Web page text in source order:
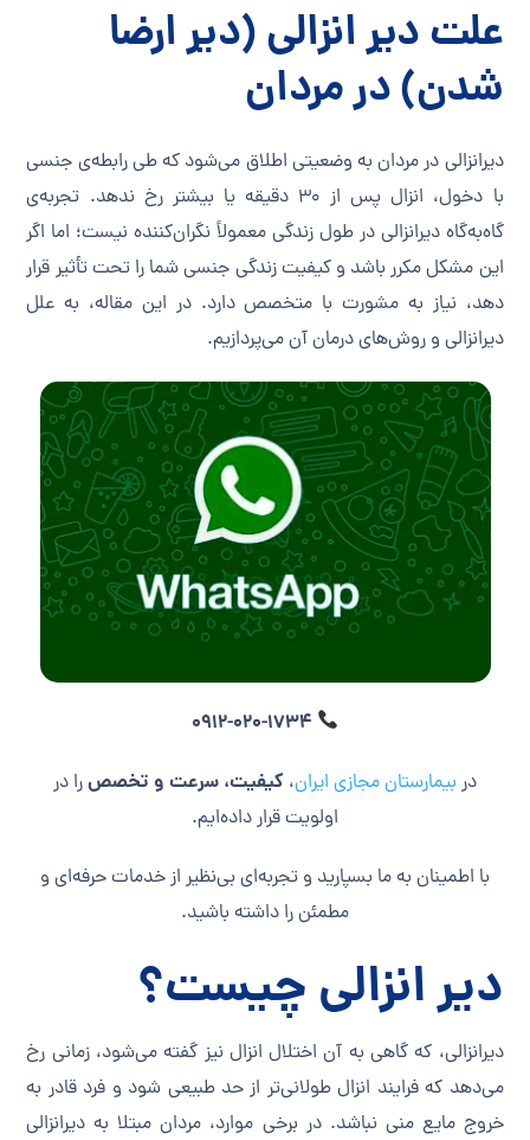
علت دیر انزالی (دیر ارضا
شدن) در مردان
دیرانزالی در مردان به وضعیتی اطلاق می‌شود که طی رابطه‌ی جنسی
با دخول، انزال پس از ۳۰ دقیقه یا بیشتر رخ ندهد. تجربه‌ی
گاه‌به‌گاه دیرانزالی در طول زندگی معمولاً نگران‌کننده نیست؛ اما اگر
این مشکل مکرر باشد و کیفیت زندگی جنسی شما را تحت تأثیر قرار
دهد، نیاز به مشورت با متخصص دارد. در این مقاله، به علل
دیرانزالی و روش‌های درمان آن می‌پردازیم.
0912-020-1734
در بیمارستان مجازی ایران، کیفیت، سرعت و تخصصرا در
اولویت قرار داده‌ایم.
با اطمینان به ما بسپارید و تجربه‌ای بی‌نظیر از خدمات حرفه‌ای و
مطمئن را داشته باشید.
دیر انزالی چیست؟
دیرانزالی، که گاهی به آن اختلال انزال نیز گفته می‌شود، زمانی رخ
می‌دهد که فرایند انزال طولانی‌تر از حد طبیعی شود و فرد قادر به
خروج مایع منی نباشد. در برخی موارد، مردان مبتلا به دیرانزالی